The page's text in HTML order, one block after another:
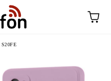
S20FE